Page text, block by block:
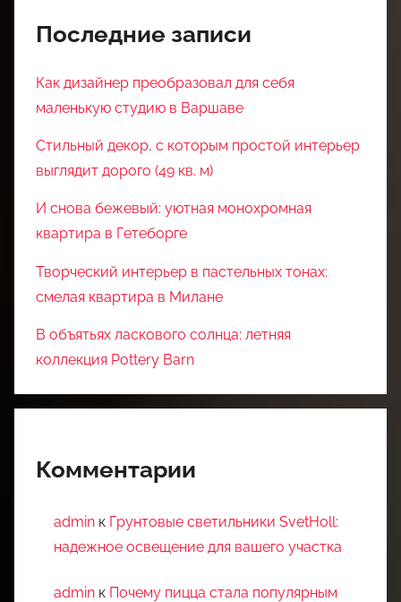
Последние записи
Как дизайнер преобразовал для себя
маленькую студию в Варшаве
Стильный декор, с которым простой интерьер
выглядит дорого (49 кв. м)
И снова бежевый: уютная монохромная
квартира в Гетеборге
Творческий интерьер в пастельных тонах:
смелая квартира в Милане
В объятьях ласкового солнца: летняя
коллекция Pottery Barn
Комментарии
admin к Грунтовые светильники SvetHoll:
надежное освещение для вашего участка
admin к Почему пицца стала популярным